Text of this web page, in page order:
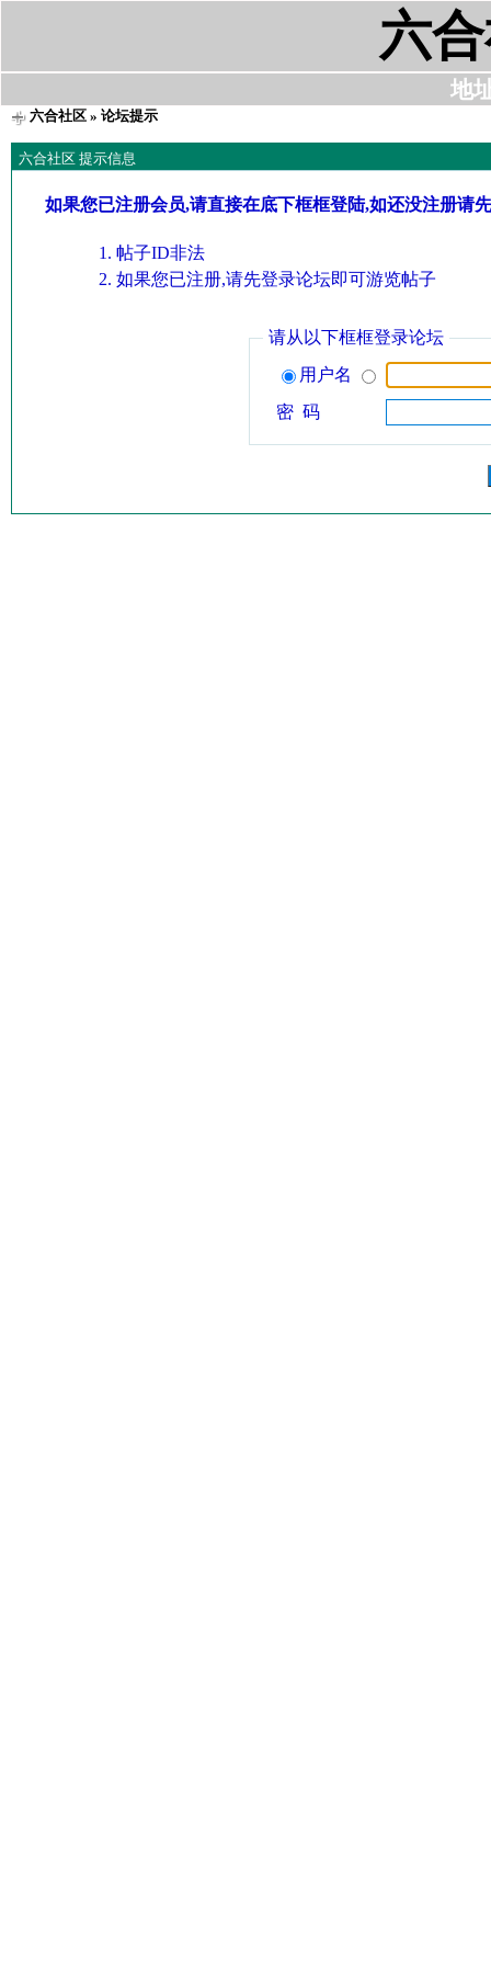
六
地
六合社区» 论坛提示
六合社区 提示信息
如果您已注册会员,请直接在底下框框登陆,如还没注册请
帖子ID非法
如果您已注册,请先登录论坛即可游览帖子
请从以下框框登录论坛
用户名
密 码